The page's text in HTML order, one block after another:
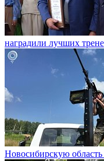
наградили лучших
Новосибирскую область